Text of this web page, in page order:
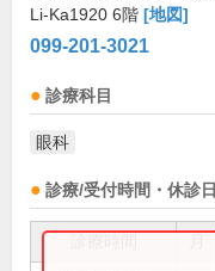
Li-Ka1920 6階 [地図]
099-201-3021
診療科目
眼科
診療/受付時間・休診日